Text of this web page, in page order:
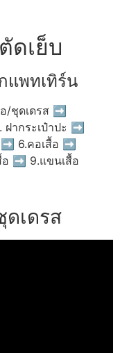
ดเย็บ
แพทเทิร์น
อ/ชุดเดรส ➡
ฝากระเป๋าปะ ➡
➡ 6.คอเสื้อ ➡
อ ➡ 9.แขนเสื้อ
ดเดรส